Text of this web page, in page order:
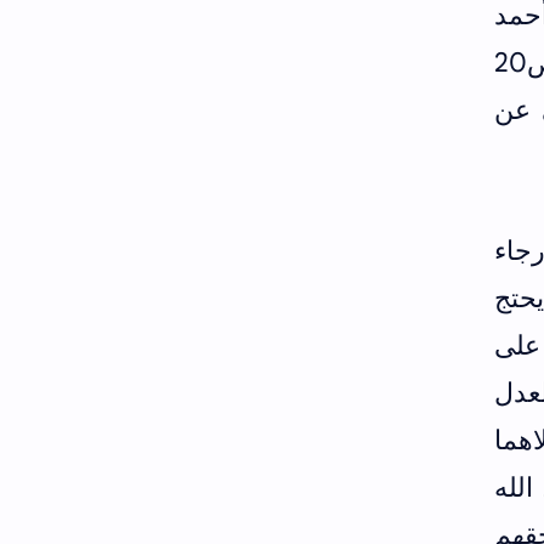
غيره أثبت منه (ميزان الاعتدال ج3/ص397 والضعفاء والمتروكون لابن الجوزي ج3/ص20
عن
الدارمي ص143) وقال رجاء
على